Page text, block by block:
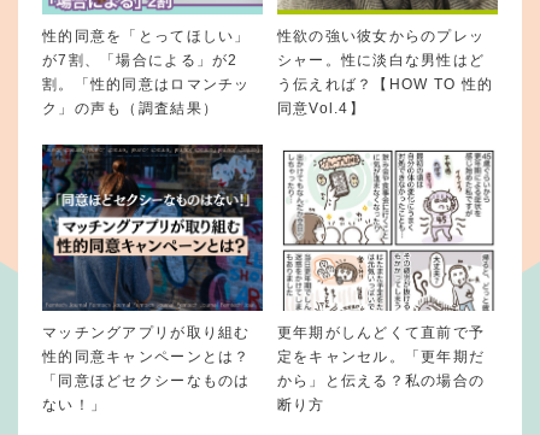
性的同意を「とってほしい」
が7割、「場合による」が2
割。「性的同意はロマンチッ
ク」の声も（調査結果）
性欲の強い彼女からのプレッ
シャー。性に淡白な男性はど
う伝えれば？【HOW TO 性的
同意Vol.4】
マッチングアプリが取り組む
性的同意キャンペーンとは？
「同意ほどセクシーなものは
ない！」
更年期がしんどくて直前で予
定をキャンセル。「更年期だ
から」と伝える？私の場合の
断り方